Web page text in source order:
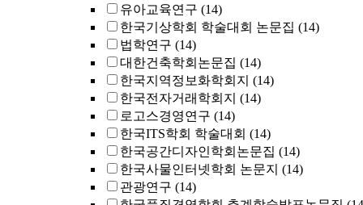
유아교육연구 (14)
한국기상학회 학술대회 논문집 (14)
법학연구 (14)
대한건축학회논문집 (14)
한국지역정보화학회지 (14)
한국전자거래학회지 (14)
로고스경영연구 (14)
한국ITS학회 학술대회 (14)
한국공간디자인학회논문집 (14)
한국사물인터넷학회 논문지 (14)
관광연구 (14)